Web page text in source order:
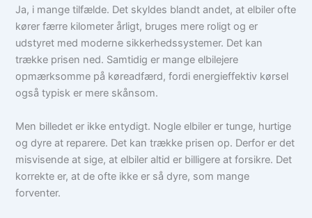
Ja, i mange tilfælde. Det skyldes blandt andet, at elbiler ofte
kører færre kilometer årligt, bruges mere roligt og er
udstyret med moderne sikkerhedssystemer. Det kan
trække prisen ned. Samtidig er mange elbilejere
opmærksomme på køreadfærd, fordi energieffektiv kørsel
også typisk er mere skånsom.
Men billedet er ikke entydigt. Nogle elbiler er tunge, hurtige
og dyre at reparere. Det kan trække prisen op. Derfor er det
misvisende at sige, at elbiler altid er billigere at forsikre. Det
korrekte er, at de ofte ikke er så dyre, som mange
forventer.